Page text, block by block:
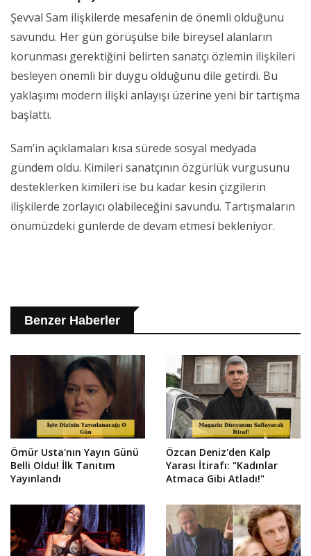
Şevval Sam ilişkilerde mesafenin de önemli olduğunu
savundu. Her gün görüşülse bile bireysel alanların
korunması gerektiğini belirten sanatçı özlemin ilişkileri
besleyen önemli bir duygu olduğunu dile getirdi. Bu
yaklaşımı modern ilişki anlayışı üzerine yeni bir tartışma
başlattı.
Sam’in açıklamaları kısa sürede sosyal medyada
gündem oldu. Kimileri sanatçının özgürlük vurgusunu
desteklerken kimileri ise bu kadar kesin çizgilerin
ilişkilerde zorlayıcı olabileceğini savundu. Tartışmaların
önümüzdeki günlerde de devam etmesi bekleniyor.
Benzer Haberler
Ömür Usta'nın Yayın Günü
Belli Oldu! İlk Tanıtım
Yayınlandı
Özcan Deniz'den Kalp
Yarası İtirafı: "Kadınlar
Atmaca Gibi Atladı!"